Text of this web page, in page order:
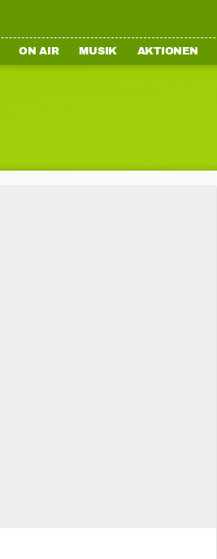
ON AIR MUSIK AKTIONEN